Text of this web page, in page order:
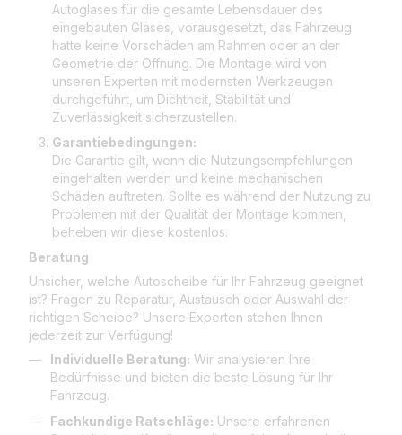
Autoglases für die gesamte Lebensdauer des
eingebauten Glases, vorausgesetzt, das Fahrzeug
hatte keine Vorschäden am Rahmen oder an der
Geometrie der Öffnung. Die Montage wird von
unseren Experten mit modernsten Werkzeugen
durchgeführt, um Dichtheit, Stabilität und
Zuverlässigkeit sicherzustellen.
Garantiebedingungen:
Die Garantie gilt, wenn die Nutzungsempfehlungen
eingehalten werden und keine mechanischen
Schäden auftreten. Sollte es während der Nutzung zu
Problemen mit der Qualität der Montage kommen,
beheben wir diese kostenlos.
Beratung
Unsicher, welche Autoscheibe für Ihr Fahrzeug geeignet
ist? Fragen zu Reparatur, Austausch oder Auswahl der
richtigen Scheibe? Unsere Experten stehen Ihnen
jederzeit zur Verfügung!
Individuelle Beratung: Wir analysieren Ihre
Bedürfnisse und bieten die beste Lösung für Ihr
Fahrzeug.
Fachkundige Ratschläge: Unsere erfahrenen